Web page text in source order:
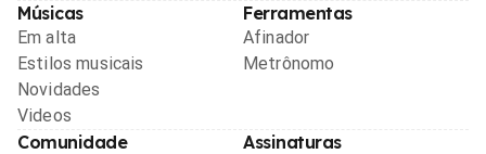
Músicas
Em alta
Estilos musicais
Novidades
Videos
Ferramentas
Afinador
Metrônomo
Comunidade Assinaturas